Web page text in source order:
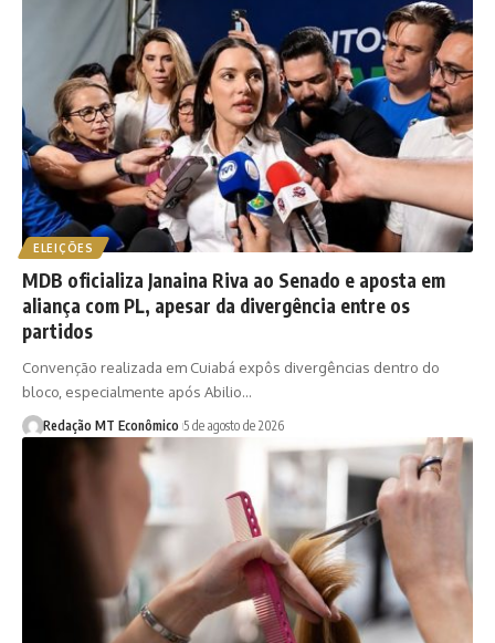
ELEIÇÕES
MDB oficializa Janaina Riva ao Senado e aposta em
aliança com PL, apesar da divergência entre os
partidos
Convenção realizada em Cuiabá expôs divergências dentro do
bloco, especialmente após Abilio…
Redação MT Econômico 5 de agosto de 2026